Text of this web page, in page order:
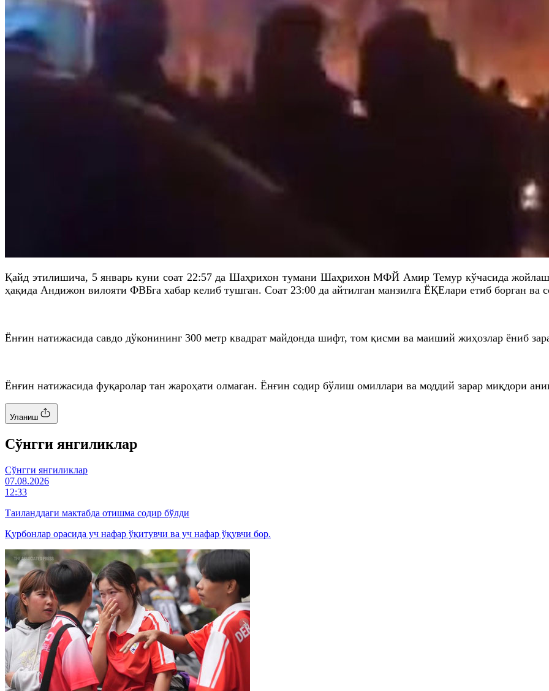
Қайд этилишича, 5 январь куни соат 22:57 да Шаҳрихон тумани ШаҳрихонМФЙ Амир Темур кўчасида
ҳақида Андижон вилояти ФВБга хабар келиб тушган. Соат 23:00 да айтилган манзилга ЁҚEлари етиб борган ва
Ёнғин натижасида савдо дўконининг 300 метр квадрат майдонда шифт, том қисми ва маиший жиҳозлар ёниб
Ёнғин натижасида фуқаролар тан жароҳати олмаган. Ёнғин содир бўлиш омиллари ва моддий зарар миқдори
Уланиш
Cўнгги янгиликлар
Cўнгги янгиликлар
07.08.2026
12:33
Таиланддаги мактабда отишма содир бўлди
Қурбонлар орасида уч нафар ўқитувчи ва уч нафар ўқувчи бор.